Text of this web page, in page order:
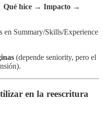
Qué hice → Impacto →
en Summary/Skills/Experience
(depende seniority, pero el
en la reescritura